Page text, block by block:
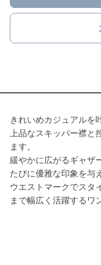
きれいめカジュアルを
上品なスキッパー襟
ます。
緩やかに広がるギャザ
たびに優雅な印象を与
ウエストマークでスタ
まで幅広く活躍するワ